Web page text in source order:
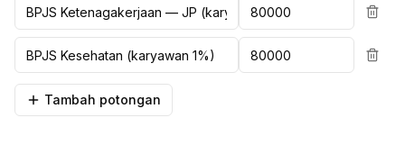
Tambah potongan